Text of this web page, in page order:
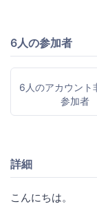
6人の参加者
6人のアカウント
参加者
詳細
こんにちは。